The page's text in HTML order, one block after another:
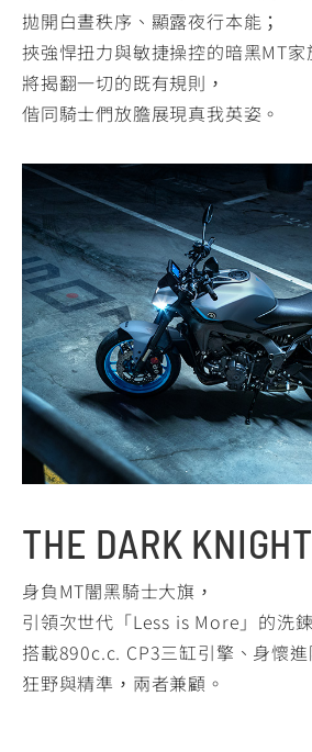
251~549
125
拋開白晝秩序、顯露夜行本能；
挾強悍扭力與敏捷操控的暗黑MT家
將揭翻一切的既有規則，
偕同騎士們放膽展現真我英姿。
THE DARK KNIGHT
身負MT闇黑騎士大旗，
引領次世代「Less is More」的洗
搭載890c.c. CP3三缸引擎、身懷進
狂野與精準，兩者兼顧。